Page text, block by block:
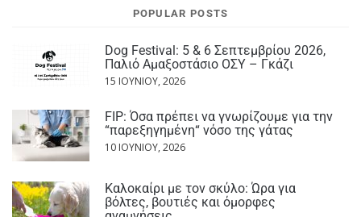
POPULAR POSTS
Dog Festival: 5 & 6 Σεπτεμβρίου 2026,
Παλιό Αμαξοστάσιο ΟΣΥ – Γκάζι
15 ΙΟΥΝΊΟΥ, 2026
FIP: Όσα πρέπει να γνωρίζουμε για την
“παρεξηγημένη“ νόσο της γάτας
10 ΙΟΥΝΊΟΥ, 2026
Καλοκαίρι με τον σκύλο: Ώρα για
βόλτες, βουτιές και όμορφες